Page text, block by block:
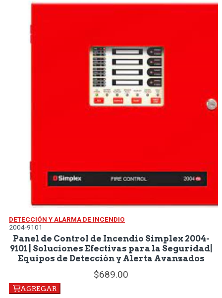
DETECCIÓN Y ALARMA DE INCENDIO
2004-9101
Panel de Control de Incendio Simplex 2004-
9101 | Soluciones Efectivas para la Seguridad|
Equipos de Detección y Alerta Avanzados
689.00
AGREGAR